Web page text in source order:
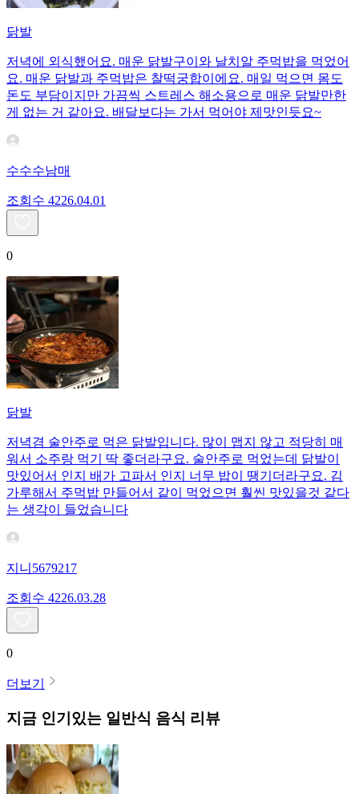
닭발
저녁에 외식했어요. 매운 닭발구이와 날치알 주먹밥을 먹었어
요. 매운 닭발과 주먹밥은 찰떡궁합이에요. 매일 먹으면 몸도
돈도 부담이지만 가끔씩 스트레스 해소용으로 매운 닭발만한
게 없는 거 같아요. 배달보다는 가서 먹어야 제맛인듯요~
수수수남매
조회수 4226.04.01
0
닭발
저녁겸 술안주로 먹은 닭발입니다. 많이 맵지 않고 적당히 매
워서 소주랑 먹기 딱 좋더라구요. 술안주로 먹었는데 닭발이
맛있어서 인지 배가 고파서 인지 너무 밥이 땡기더라구요. 김
가루해서 주먹밥 만들어서 같이 먹었으면 훨씬 맛있을것 같다
는 생각이 들었습니다
지니5679217
조회수 4226.03.28
0
더보기
지금 인기있는 일반식 음식 리뷰